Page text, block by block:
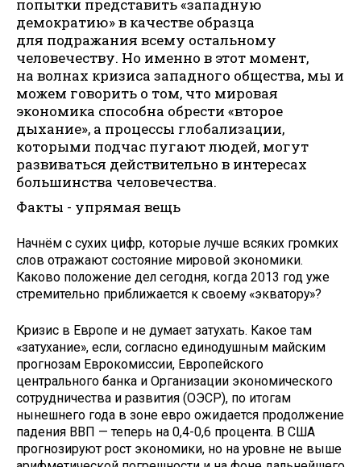
попытки представить «западную
демократию» в качестве образца
для подражания всему остальному
человечеству. Но именно в этот момент,
на волнах кризиса западного общества, мы и
можем говорить о том, что мировая
экономика способна обрести «второе
дыхание», а процессы глобализации,
которыми подчас пугают людей, могут
развиваться действительно в интересах
большинства человечества.
Факты - упрямая вещь
Начнём с сухих цифр, которые лучше всяких громких
слов отражают состояние мировой экономики.
Каково положение дел сегодня, когда 2013 год уже
стремительно приближается к своему «экватору»?
Кризис в Европе и не думает затухать. Какое там
«затухание», если, согласно единодушным майским
прогнозам Еврокомиссии, Европейского
центрального банка и Организации экономического
сотрудничества и развития (ОЭСР), по итогам
нынешнего года в зоне евро ожидается продолжение
падения ВВП — теперь на 0,4-0,6 процента. В США
прогнозируют рост экономики, но на уровне не выше